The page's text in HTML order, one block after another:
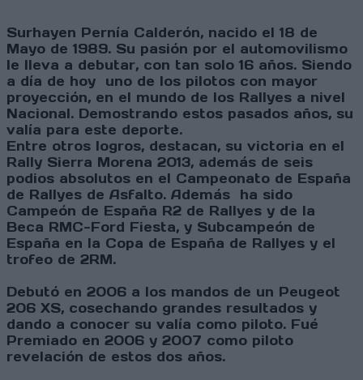
Surhayen Pernía Calderón, nacido el 18 de
Mayo de 1989. Su pasión por el automovilismo
le lleva a debutar, con tan solo 16 años. Siendo
a día de hoy uno de los pilotos con mayor
proyección, en el mundo de los Rallyes a nivel
Nacional. Demostrando estos pasados años, su
valía para este deporte.
Entre otros logros, destacan, su victoria en el
Rally Sierra Morena 2013, además de seis
podios absolutos en el Campeonato de España
de Rallyes de Asfalto. Además ha sido
Campeón de España R2 de Rallyes y de la
Beca RMC-Ford Fiesta, y Subcampeón de
España en la Copa de España de Rallyes y el
trofeo de 2RM.
Debutó en 2006 a los mandos de un Peugeot
206 XS, cosechando grandes resultados y
dando a conocer su valía como piloto. Fué
Premiado en 2006 y 2007 como piloto
revelación de estos dos años.